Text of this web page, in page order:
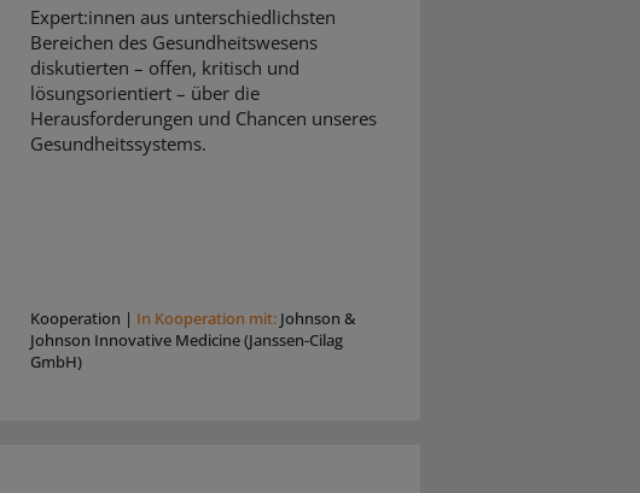
Expert:innen aus unterschiedlichsten
Bereichen des Gesundheitswesens
diskutierten – offen, kritisch und
lösungsorientiert – über die
Herausforderungen und Chancen unseres
Gesundheitssystems.
Kooperation | In Kooperation mit: Johnson &
Johnson Innovative Medicine (Janssen-Cilag
GmbH)